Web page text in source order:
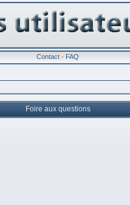
Contact • FAQ
Foire aux questions